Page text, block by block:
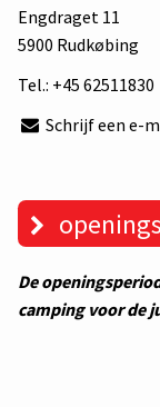
Engdraget 11
5900 Rudkøbing
Tel.: +45 62511830
Schrijf een e-
De
camping voor de